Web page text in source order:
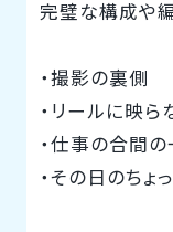
完璧な構成や
・撮影の裏側
・リールに映ら
・仕事の合間の
・その日のちょ